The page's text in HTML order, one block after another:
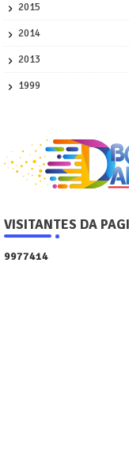
2015
2014
2013
1999
VISITANTES DA
9977414